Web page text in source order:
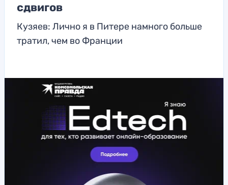
сдвигов
Кузяев: Лично я в Питере намного больше
тратил, чем во Франции